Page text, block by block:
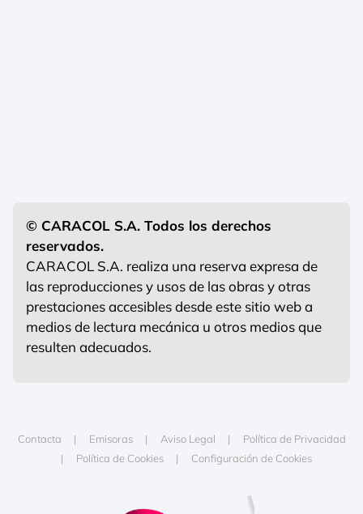
© CARACOL S.A. Todos los derechos
reservados.
CARACOL S.A. realiza una reserva expresa de
las reproducciones y usos de las obras y otras
prestaciones accesibles desde este sitio web a
medios de lectura mecánica u otros medios que
resulten adecuados.
Contacta Emisoras Aviso Legal
Política de Privacidad
Política de Cookies
Configuración de Cookies